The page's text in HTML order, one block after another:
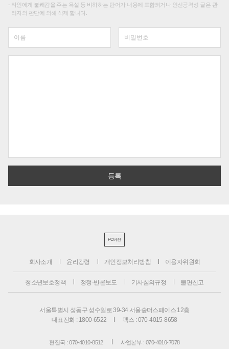
타인에게 불쾌감을 주는 욕설 등 비하하는 단어가 내용에 포함되거나 인신공격성 글은 관
리자의 판단에 의해 삭제 합니다.
PC버전
회사소개 윤리강령 개인정보처리방침 이용자위원회
청소년보호정책 정정·반론보도 기사심의규정 불편신고
서울특별시 성동구 성수일로 39-34 서울숲더스페이스 12층
대표전화 : 1800-6522
팩스 : 070-4015-8658
편집국 : 070-4010-8512
사업본부 : 070-4010-7078